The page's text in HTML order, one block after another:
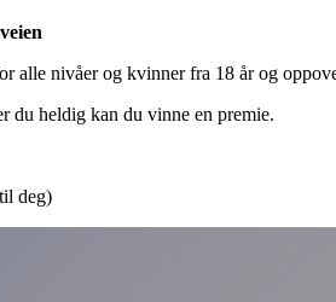
alle nivåer og kvinner fra 18 år og
du heldig kan du vinne en premie.
deg)